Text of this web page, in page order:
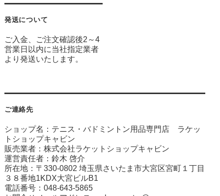
発送について
ご入金、ご注文確認後2～4
営業日以内に当社指定業者
より発送いたします。
ご連絡先
ショップ名：テニス・バドミントン用品専門店 ラケッ
トショップキャビン
販売業者：株式会社ラケットショップキャビン
運営責任者：鈴木 啓介
所在地：〒330-0802 埼玉県さいたま市大宮区宮町１丁目
３８番地1KDX大宮ビルB1
電話番号：048-643-5865